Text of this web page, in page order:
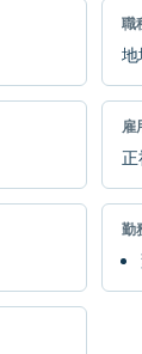
職
雇
正
勤